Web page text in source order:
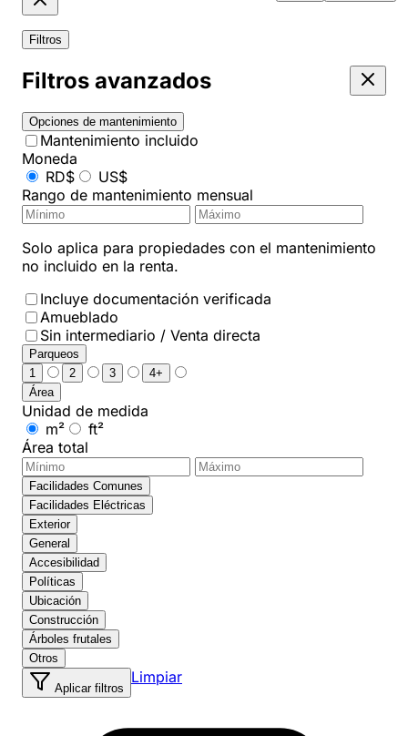
Filtros
Filtros avanzados
Opciones de mantenimiento
Mantenimiento incluido
Moneda
RD$
US$
Rango de mantenimiento mensual
Solo aplica para propiedades con el mantenimiento
no incluido en la renta.
Incluye documentación verificada
Amueblado
Sin intermediario / Venta directa
Parqueos
1
2 3
4+
Área
Unidad de medida
m²
ft²
Área total
Facilidades Comunes
Facilidades Eléctricas
Exterior
General
Accesibilidad
Políticas
Ubicación
Construcción
Árboles frutales
Otros
Aplicar filtros
Limpiar